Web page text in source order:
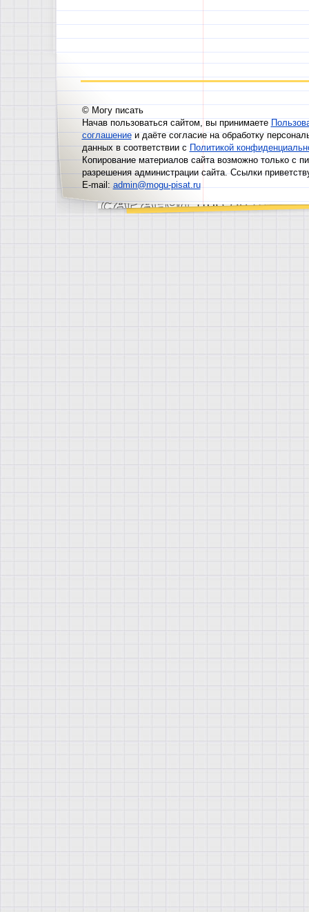
© Могу писать
Начав пользоваться сайтом, вы принимаете
соглашениеи даёте согласие на обработку
данных в соответствии сПолитикой
Копирование материалов сайта возможно только с
разрешения администрации сайта. Ссылки
E-mail:admin@mogu-pisat.ru